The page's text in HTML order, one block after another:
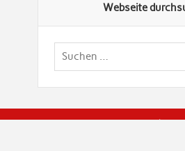
Webseite
© Brandenburgische